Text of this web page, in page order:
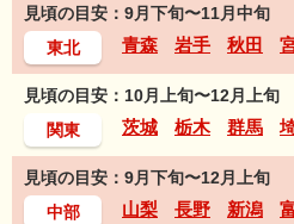
見頃の目安：9月下旬〜11月中旬
東北
青森 岩手 秋田
見頃の目安：10月上旬〜12月上旬
関東
茨城 栃木 群馬
見頃の目安：9月下旬〜12月上旬
中部
山梨 長野 新潟